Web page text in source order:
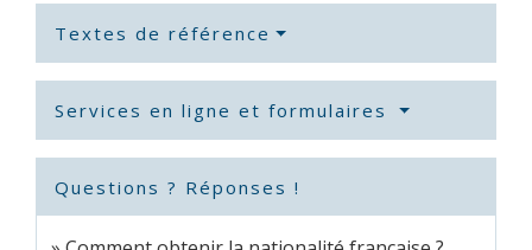
Textes de référence
Services en ligne et formulaires
Questions ? Réponses !